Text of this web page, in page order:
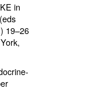
in
19–26